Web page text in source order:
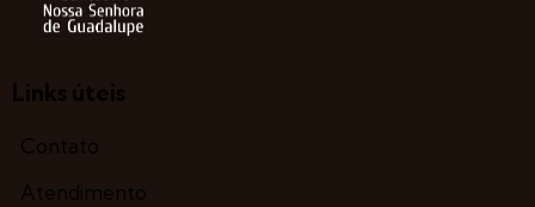
Links úteis
Contato
Atendimento